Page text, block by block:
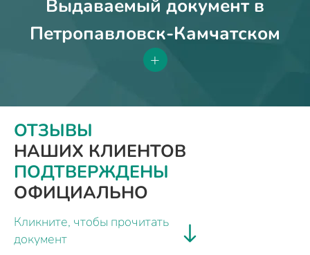
Выдаваемый документ в
Петропавловск-Камчатском
+
ОТЗЫВЫ
НАШИХ КЛИЕНТОВ
ПОДТВЕРЖДЕНЫ
ОФИЦИАЛЬНО
Кликните, чтобы прочитать
документ